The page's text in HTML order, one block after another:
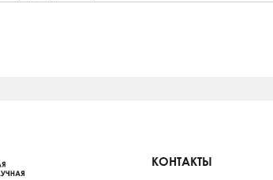
КОНТАКТЫ